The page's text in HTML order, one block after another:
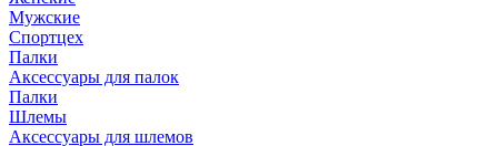
Мужские
Спортцех
Палки
Аксессуары для палок
Палки
Шлемы
Аксессуары для шлемов